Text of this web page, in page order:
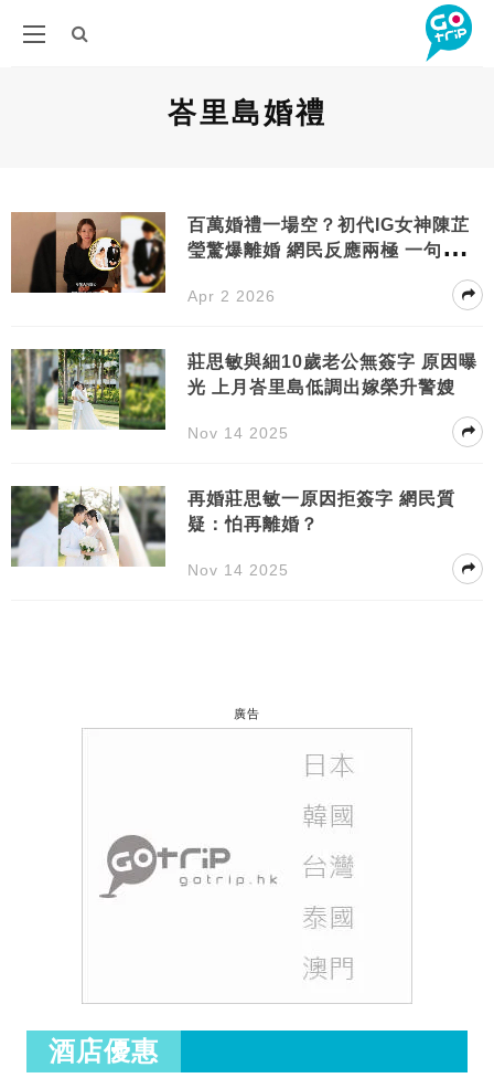
峇里島婚禮
百萬婚禮一場空？初代IG女神陳芷
瑩驚爆離婚 網民反應兩極 一句話揭
Apr 2 2026
莊思敏與細10歲老公無簽字 原因曝
光 上月峇里島低調出嫁榮升警嫂
Nov 14 2025
再婚莊思敏一原因拒簽字 網民質
疑：怕再離婚？
Nov 14 2025
廣告
酒店優惠